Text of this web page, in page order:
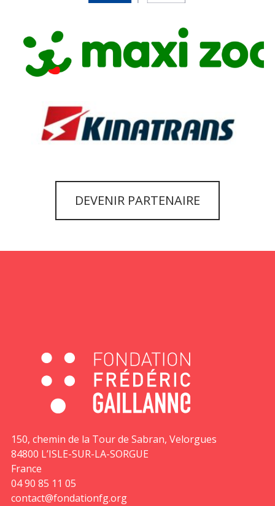
DEVENIR PARTENAIRE
150, chemin de la Tour de Sabran, Velorgues
84800 L’ISLE-SUR-LA-SORGUE
France
04 90 85 11 05
contact@fondationfg.org